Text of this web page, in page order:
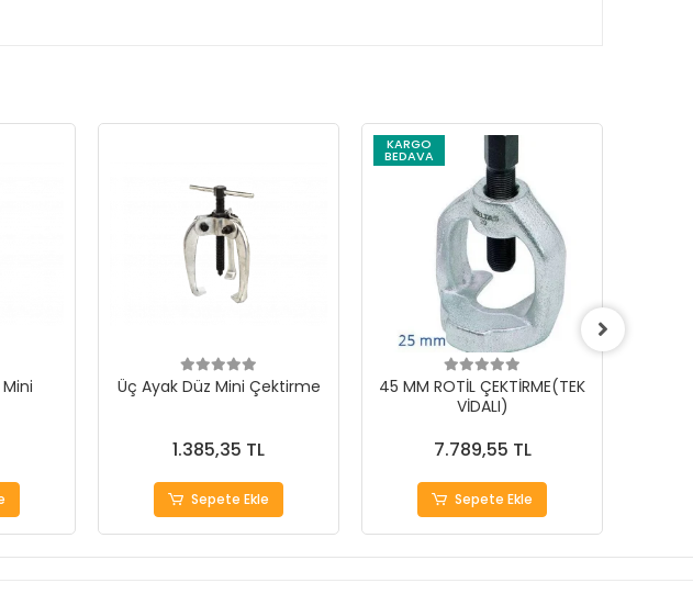
Üç Ayak Düz Mini Çektirme
1.385,35 TL
Sepete Ekle
KARGO
BEDAVA
45 MM ROTİL ÇEKTİRME(TEK
VİDALI)
7.789,55 TL
Sepete Ekle